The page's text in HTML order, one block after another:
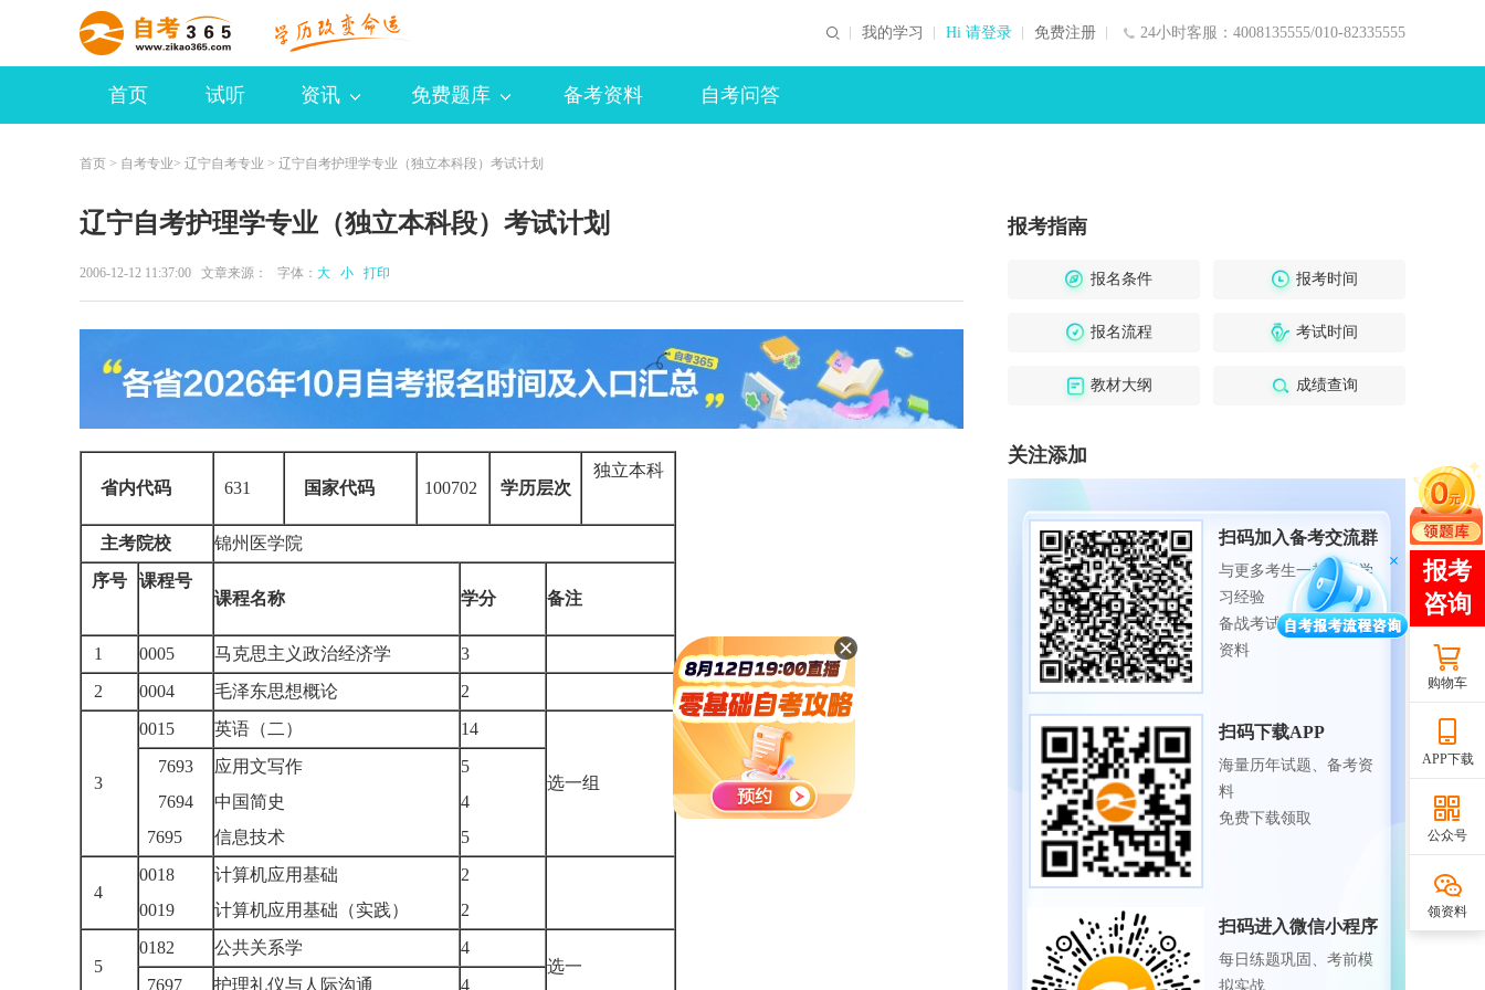
24小时客服：4008135555/010-82335555
我的学习 Hi 请登录 免费注册
首页 试听 资讯 免费题库 备考资料 自考问答
首页 > 自考专业> 辽宁自考专业 > 辽宁自考护理学专业（独立本科段）考试计划
辽宁自考护理学专业（独立本科段）考试计划
2006-12-12 11:37:00 文章来源： 字体： 大 小 打印
省内代码 631 国家代码 100702 学历层次
独立本科
主考院校
锦州医学院
序号
课程号
课程名称
学分 备注
1 0005 马克思主义政治经济学
3
2
0004 毛泽东思想概论 2
3
0015 英语（二） 14
选一组
7693
7694
7695
应用文写作
中国简史
信息技术
5
4
5
4
0018
0019
计算机应用基础
计算机应用基础（实践）
2
2
5
0182 公共关系学
4
选一
7697
护理礼仪与人际沟通
4
报考指南
报名条件 报考时间
报名流程 考试时间
教材大纲 成绩查询
关注添加
扫码加入备考交流群
与更多考生一起交流学
习经验
备战考试，获取试题及
资料
扫码下载APP
海量历年试题、备考资
料
免费下载领取
扫码进入微信小程序
每日练题巩固、考前模
拟实战
购物车
APP下载
公众号
领资料